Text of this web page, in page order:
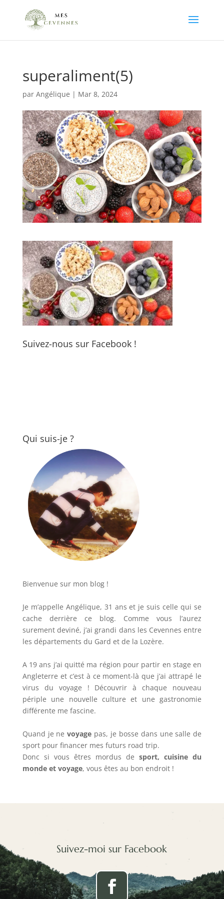
superaliment(5)
par Angélique | Mar 8, 2024
Suivez-nous sur Facebook !
Qui suis-je ?
Bienvenue sur mon blog !
Je m’appelle Angélique, 31 ans et je suis celle qui se
cache derrière ce blog. Comme vous l’aurez
surement deviné, j’ai grandi dans les Cevennes entre
les départements du Gard et de la Lozère.
A 19 ans j’ai quitté ma région pour partir en stage en
Angleterre et c’est à ce moment-là que j’ai attrapé le
virus du voyage ! Découvrir à chaque nouveau
périple une nouvelle culture et une gastronomie
différente me fascine.
Quand je nevoyage pas, je bosse dans une salle de
sport pour financer mes futurs road trip.
Donc si vous êtres mordus desport, cuisine du
monde et voyage, vous êtes au bon endroit !
Suivez-moi sur Facebook